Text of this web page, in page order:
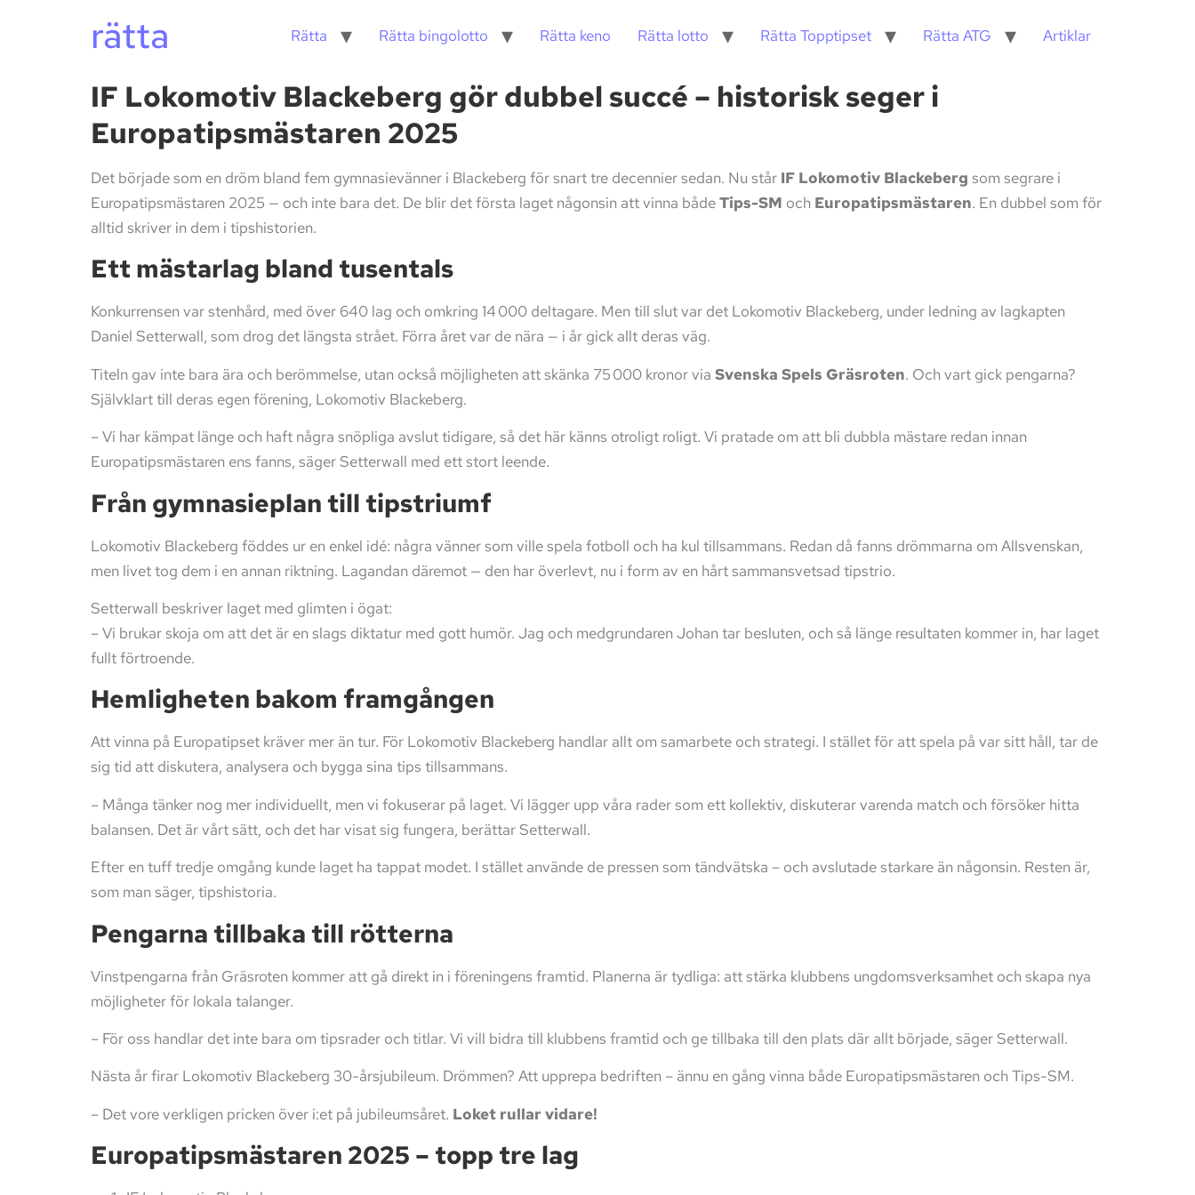
rätta Rätta Rätta bingolotto Rätta keno Rätta lotto Rätta Topptipset Rätta ATG Artiklar
IF Lokomotiv Blackeberg gör dubbel succé – historisk seger i
Europatipsmästaren 2025
Det började som en dröm bland fem gymnasievänner i Blackeberg för snart tre decennier sedan. Nu står IF Lokomotiv Blackeberg som segrare i
Europatipsmästaren 2025 — och inte bara det. De blir det första laget någonsin att vinna bådeTips-SM och Europatipsmästaren. En dubbel som för
alltid skriver in dem i tipshistorien.
Ett mästarlag bland tusentals
Konkurrensen var stenhård, med över 640 lag och omkring 14 000 deltagare. Men till slut var det Lokomotiv Blackeberg, under ledning av lagkapten
Daniel Setterwall, som drog det längsta strået. Förra året var de nära — i år gick allt deras väg.
Titeln gav inte bara ära och berömmelse, utan också möjligheten att skänka 75 000 kronor via Svenska Spels Gräsroten. Och vart gick pengarna?
Självklart till deras egen förening, Lokomotiv Blackeberg.
– Vi har kämpat länge och haft några snöpliga avslut tidigare, så det här känns otroligt roligt. Vi pratade om att bli dubbla mästare redan innan
Europatipsmästaren ens fanns, säger Setterwall med ett stort leende.
Från gymnasieplan till tipstriumf
Lokomotiv Blackeberg föddes ur en enkel idé: några vänner som ville spela fotboll och ha kul tillsammans. Redan då fanns drömmarna om Allsvenskan,
men livet tog dem i en annan riktning. Lagandan däremot — den har överlevt, nu i form av en hårt sammansvetsad tipstrio.
Setterwall beskriver laget med glimten i ögat:
– Vi brukar skoja om att det är en slags diktatur med gott humör. Jag och medgrundaren Johan tar besluten, och så länge resultaten kommer in, har laget
fullt förtroende.
Hemligheten bakom framgången
Att vinna på Europatipset kräver mer än tur. För Lokomotiv Blackeberg handlar allt om samarbete och strategi. I stället för att spela på var sitt håll, tar de
sig tid att diskutera, analysera och bygga sina tips tillsammans.
– Många tänker nog mer individuellt, men vi fokuserar på laget. Vi lägger upp våra rader som ett kollektiv, diskuterar varenda match och försöker hitta
balansen. Det är vårt sätt, och det har visat sig fungera, berättar Setterwall.
Efter en tuff tredje omgång kunde laget ha tappat modet. I stället använde de pressen som tändvätska – och avslutade starkare än någonsin. Resten är,
som man säger, tipshistoria.
Pengarna tillbaka till rötterna
Vinstpengarna från Gräsroten kommer att gå direkt in i föreningens framtid. Planerna är tydliga: att stärka klubbens ungdomsverksamhet och skapa nya
möjligheter för lokala talanger.
– För oss handlar det inte bara om tipsrader och titlar. Vi vill bidra till klubbens framtid och ge tillbaka till den plats där allt började, säger Setterwall.
Nästa år firar Lokomotiv Blackeberg 30-årsjubileum. Drömmen? Att upprepa bedriften – ännu en gång vinna både Europatipsmästaren och Tips-SM.
– Det vore verkligen pricken över i:et på jubileumsåret. Loket rullar vidare!
Europatipsmästaren 2025 – topp tre lag